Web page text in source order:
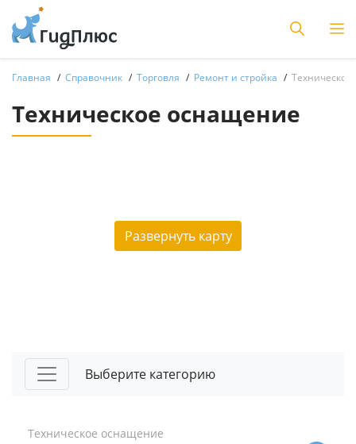
Главная Справочник Торговля Ремонт и стройка
Техническое оснащение
Развернуть карту
Выберите категорию
Техническое оснащение